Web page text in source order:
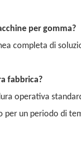
per gomma?
completa di
fabbrica?
operativa
un periodo di